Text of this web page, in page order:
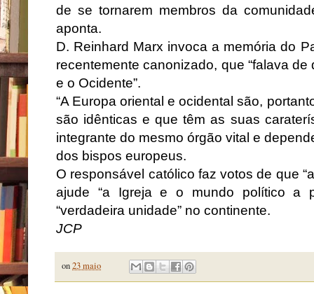
de se tornarem membros da
aponta.
D. Reinhard Marx invoca a memória do
recentemente canonizado, que “falava
e o Ocidente”.
“A Europa oriental e ocidental são,
são idênticas e que têm as suas
integrante do mesmo órgão vital e
dos bispos europeus.
O responsável católico faz votos de que
ajude “a Igreja e o mundo político a
“verdadeira unidade” no continente.
JCP
on23 maio